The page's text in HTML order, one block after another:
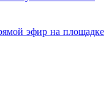
эфир на площадке